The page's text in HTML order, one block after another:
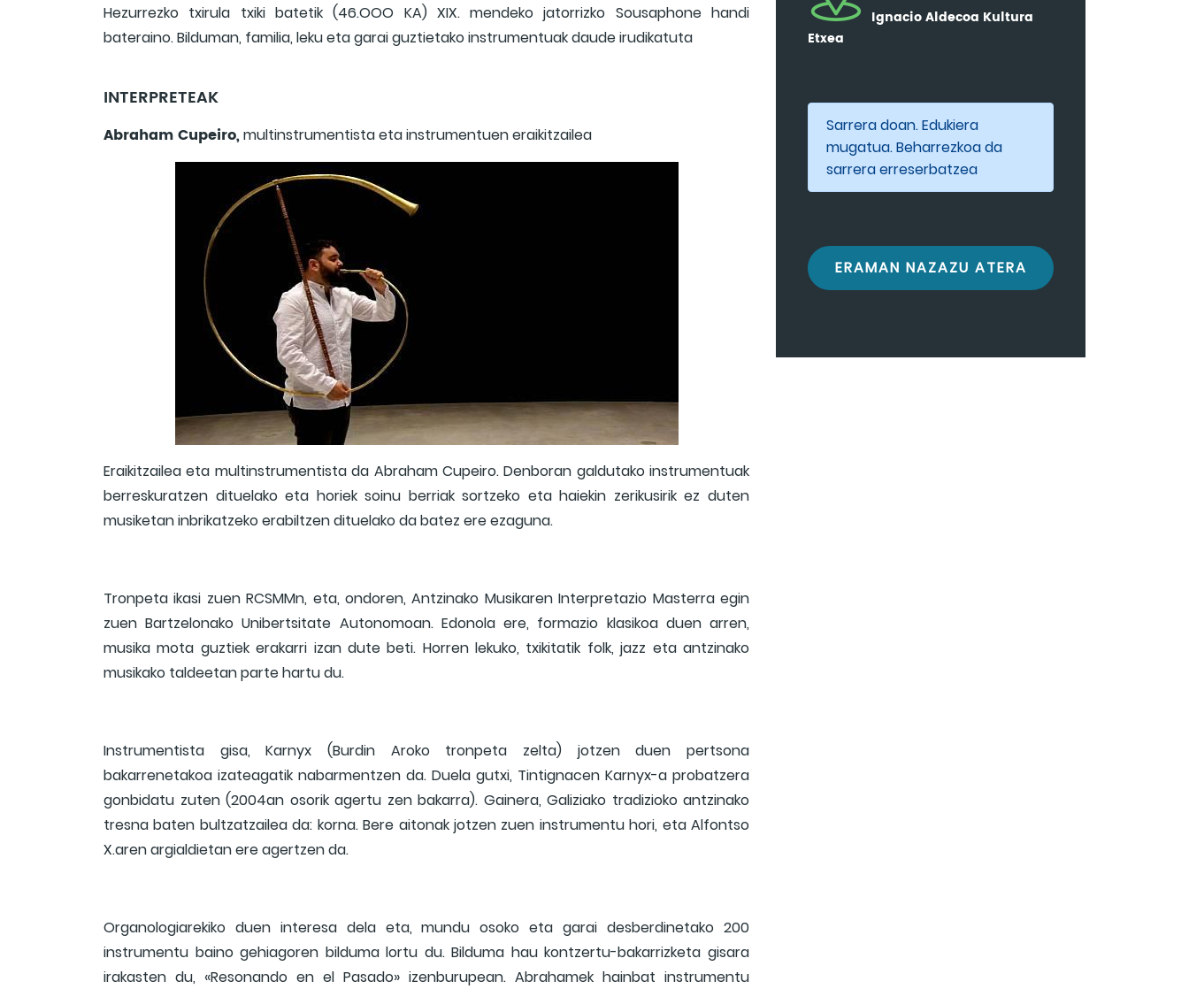
Hezurrezko txirula txiki batetik (46.OOO KA) XIX. mendeko jatorrizko Sousaphone handi
bateraino. Bilduman, familia, leku eta garai guztietako instrumentuak daude irudikatuta
INTERPRETEAK
Abraham Cupeiro,multinstrumentista eta instrumentuen eraikitzailea
Eraikitzailea eta multinstrumentista da Abraham Cupeiro. Denboran galdutako instrumentuak
berreskuratzen dituelako eta horiek soinu berriak sortzeko eta haiekin zerikusirik ez duten
musiketan inbrikatzeko erabiltzen dituelako da batez ere ezaguna.
Tronpeta ikasi zuen RCSMMn, eta, ondoren, Antzinako Musikaren Interpretazio Masterra egin
zuen Bartzelonako Unibertsitate Autonomoan. Edonola ere, formazio klasikoa duen arren,
musika mota guztiek erakarri izan dute beti. Horren lekuko, txikitatik folk, jazz eta antzinako
musikako taldeetan parte hartu du.
Instrumentista gisa, Karnyx (Burdin Aroko tronpeta zelta) jotzen duen pertsona
bakarrenetakoa izateagatik nabarmentzen da. Duela gutxi, Tintignacen Karnyx-a probatzera
gonbidatu zuten (2004an osorik agertu zen bakarra). Gainera, Galiziako tradizioko antzinako
tresna baten bultzatzailea da: korna. Bere aitonak jotzen zuen instrumentu hori, eta Alfontso
X.aren argialdietan ere agertzen da.
Organologiarekiko duen interesa dela eta, mundu osoko eta garai desberdinetako 200
instrumentu baino gehiagoren bilduma lortu du. Bilduma hau kontzertu-bakarrizketa gisara
irakasten du, «Resonando en el Pasado» izenburupean. Abrahamek hainbat instrumentu
Ignacio Aldecoa Kultura
Etxea
Sarrera doan. Edukiera
mugatua. Beharrezkoa da
sarrera erreserbatzea
ERAMAN NAZAZU ATERA